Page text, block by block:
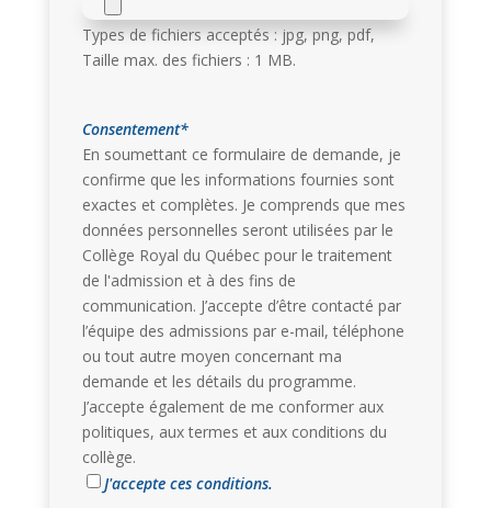
Types de fichiers acceptés : jpg, png, pdf,
Taille max. des fichiers : 1 MB.
Consentement*
En soumettant ce formulaire de demande, je
confirme que les informations fournies sont
exactes et complètes. Je comprends que mes
données personnelles seront utilisées par le
Collège Royal du Québec pour le traitement
de l'admission et à des fins de
communication. J’accepte d’être contacté par
l’équipe des admissions par e-mail, téléphone
ou tout autre moyen concernant ma
demande et les détails du programme.
J’accepte également de me conformer aux
politiques, aux termes et aux conditions du
collège.
J'accepte ces conditions.